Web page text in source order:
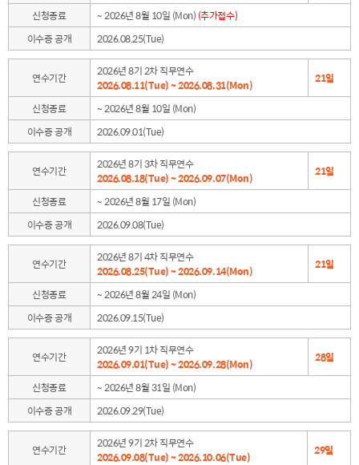
신청종료 ~ 2026년 8월 10일 (Mon) (추가접수)
이수증 공개
2026.08.25(Tue)
연수기간
2026년 8기 2차 직무연수
2026.08.11(Tue) ~ 2026.08.31(Mon)
21일
신청종료
~ 2026년 8월 10일 (Mon)
이수증 공개
2026.09.01(Tue)
연수기간
2026년 8기 3차 직무연수
2026.08.18(Tue) ~ 2026.09.07(Mon)
21일
신청종료
~ 2026년 8월 17일 (Mon)
이수증 공개
2026.09.08(Tue)
연수기간
2026년 8기 4차 직무연수
2026.08.25(Tue) ~ 2026.09.14(Mon)
21일
신청종료
~ 2026년 8월 24일 (Mon)
이수증 공개
2026.09.15(Tue)
연수기간
2026년 9기 1차 직무연수
2026.09.01(Tue) ~ 2026.09.28(Mon)
28일
신청종료
~ 2026년 8월 31일 (Mon)
이수증 공개
2026.09.29(Tue)
연수기간
2026년 9기 2차 직무연수
2026.09.08(Tue) ~ 2026.10.06(Tue)
29일